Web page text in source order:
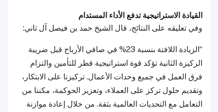
القيادة الاستراتيجية تدفع الأداء المستدام
وفي تعليقه على النتائج، قال الشيخ حمد بن فيصل آل ثاني:
“الزيادة اللافتة بنسبة 23% في صافي الأرباح قبل ضريبة
الركيزة الثانية تؤكد قوة استراتيجية قطر للتأمين والتزام
فرق العمل في جميع وحدات الأعمال. تركيزنا على الابتكار،
وتقديم حلول تركز على العملاء، وتعزيز الحوكمة، مكننا من
التعامل مع التحديات العالمية بثقة. من خلال إعادة موازنة